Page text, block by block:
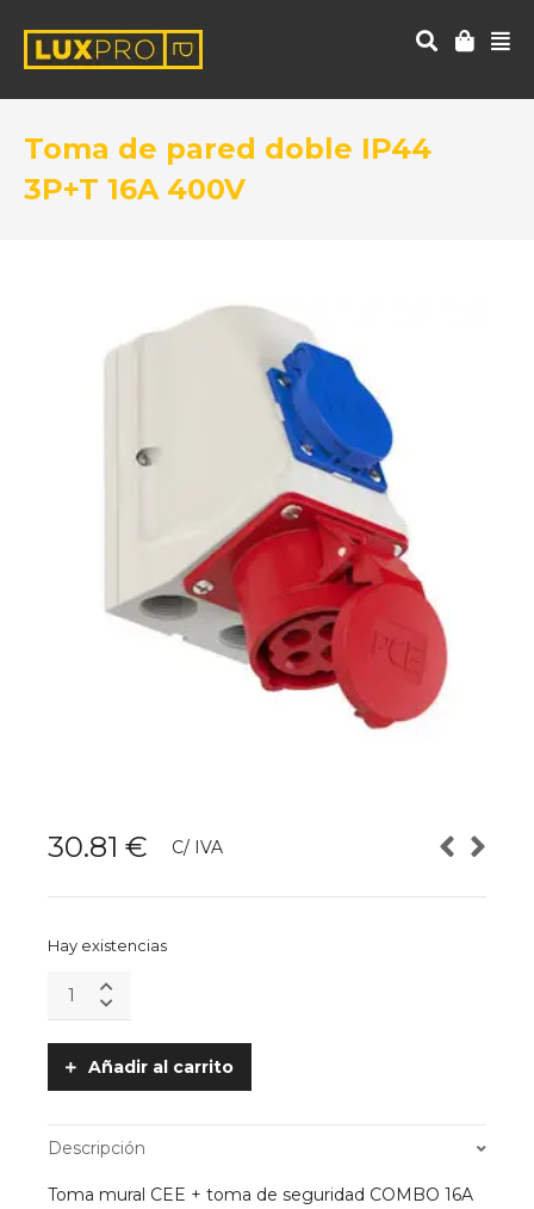
Toma de pared doble IP44
3P+T 16A 400V
30.81 € C/ IVA
Hay existencias
IP44
16A
400V
Añadir al carrito
Descripción
Toma mural CEE + toma de seguridad COMBO 16A